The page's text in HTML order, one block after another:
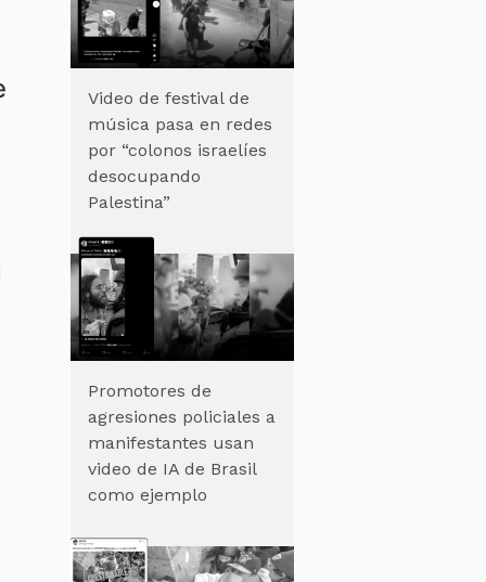
Video de festival de
música pasa en redes
por “colonos israelíes
desocupando
Palestina”
Promotores de
agresiones policiales a
manifestantes usan
video de IA de Brasil
como ejemplo